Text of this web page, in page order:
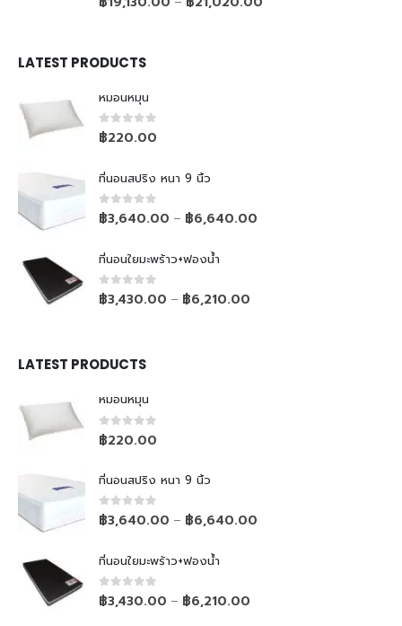
LATEST PRODUCTS
หมอนหมุน
0out of 5
฿220.00
ที่นอนสปริง หนา 9 นิ้ว
0out of 5
฿3,640.00 – ฿6,640.00
ที่นอนใยมะพร้าว+ฟองน้ำ
0out of 5
฿3,430.00 – ฿6,210.00
LATEST PRODUCTS
หมอนหมุน
0out of 5
฿220.00
ที่นอนสปริง หนา 9 นิ้ว
0out of 5
฿3,640.00 – ฿6,640.00
ที่นอนใยมะพร้าว+ฟองน้ำ
0out of 5
฿3,430.00 – ฿6,210.00